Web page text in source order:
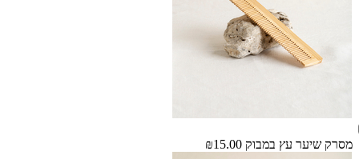
מסרק שיער עץ במבוק ₪15.00